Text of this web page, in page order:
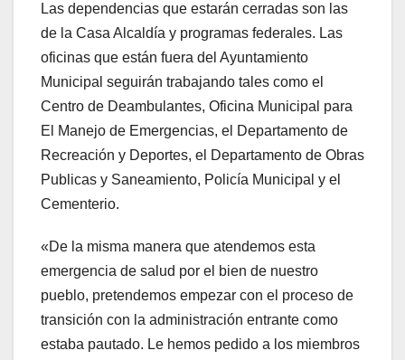
Las dependencias que estarán cerradas son las
de la Casa Alcaldía y programas federales. Las
oficinas que están fuera del Ayuntamiento
Municipal seguirán trabajando tales como el
Centro de Deambulantes, Oficina Municipal para
El Manejo de Emergencias, el Departamento de
Recreación y Deportes, el Departamento de Obras
Publicas y Saneamiento, Policía Municipal y el
Cementerio.
«De la misma manera que atendemos esta
emergencia de salud por el bien de nuestro
pueblo, pretendemos empezar con el proceso de
transición con la administración entrante como
estaba pautado. Le hemos pedido a los miembros